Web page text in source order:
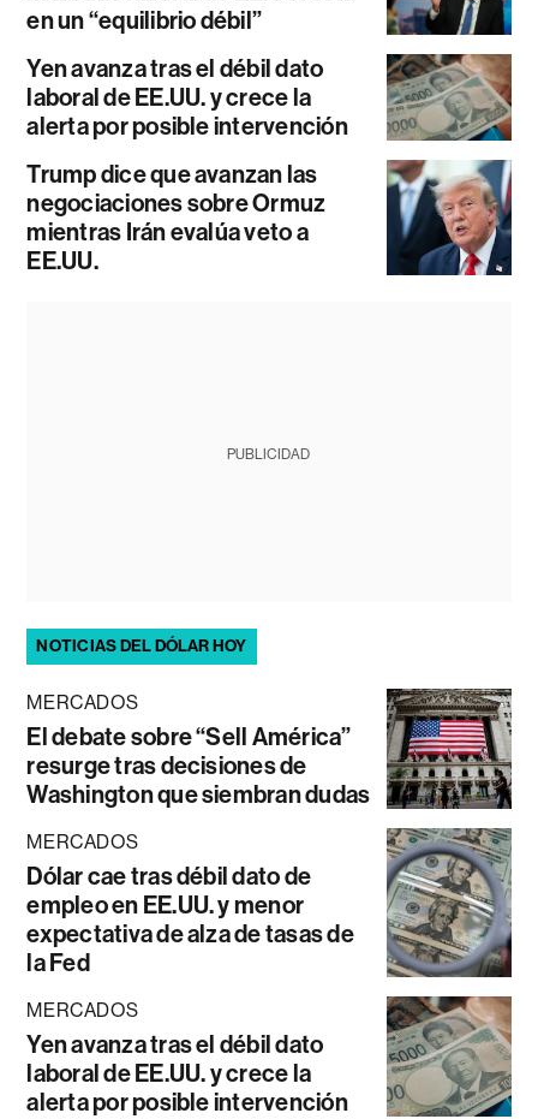
en un “equilibrio débil”
Yen avanza tras el débil dato
laboral de EE.UU. y crece la
alerta por posible intervención
Trump dice que avanzan las
negociaciones sobre Ormuz
mientras Irán evalúa veto a
EE.UU.
PUBLICIDAD
NOTICIAS DEL DÓLAR HOY
MERCADOS
El debate sobre “Sell América”
resurge tras decisiones de
Washington que siembran dudas
MERCADOS
Dólar cae tras débil dato de
empleo en EE.UU. y menor
expectativa de alza de tasas de
la Fed
MERCADOS
Yen avanza tras el débil dato
laboral de EE.UU. y crece la
alerta por posible intervención